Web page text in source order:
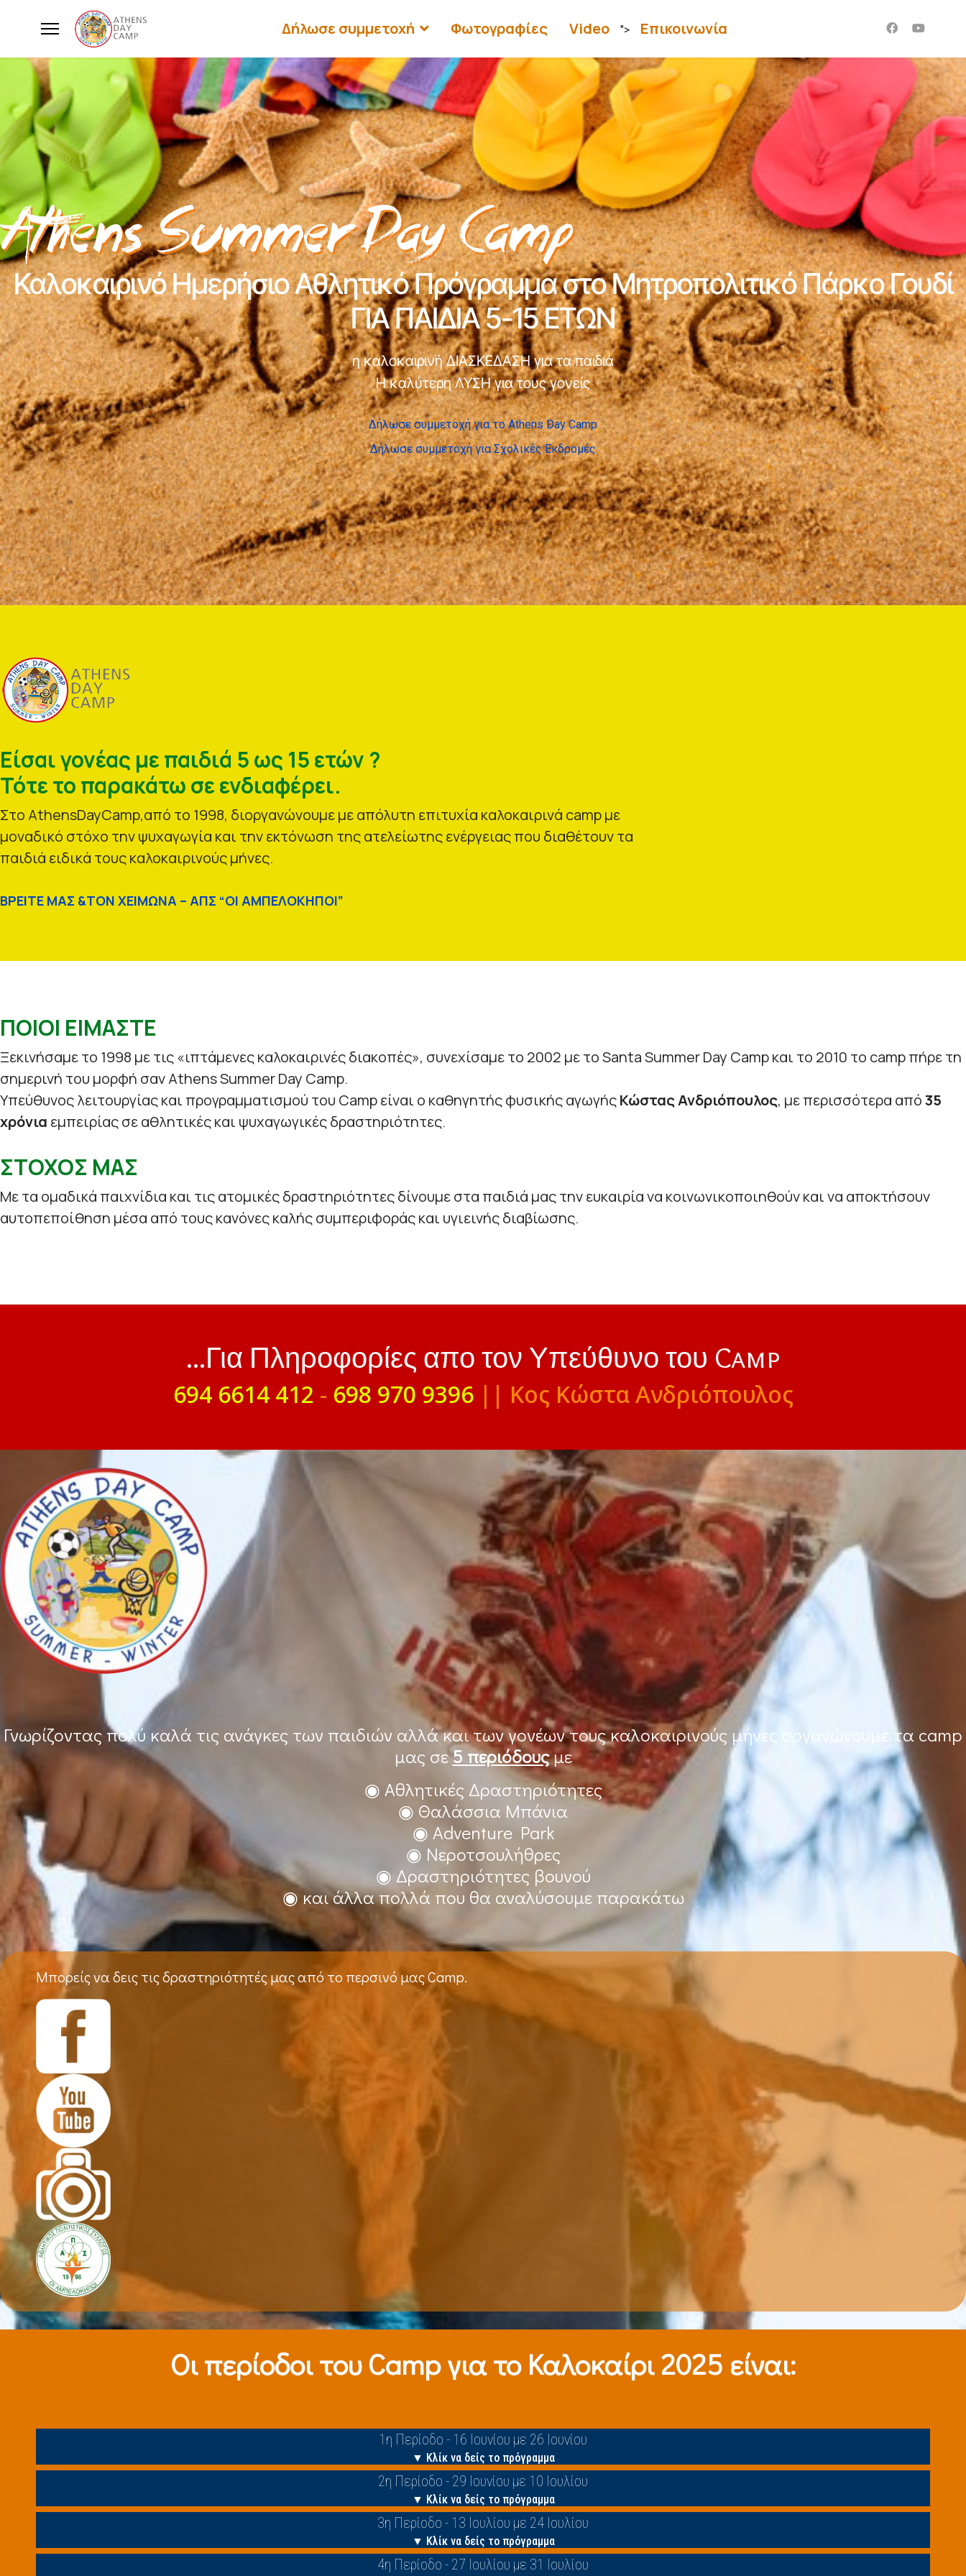
Δήλωσε συμμετοχή Φωτογραφίες Video "> Επικοινωνία
Καλοκαιρινό Ημερήσιο Αθλητικό Πρόγραμμα στο Μητροπολιτικό Πάρκο Γουδί
ΓΙΑ ΠΑΙΔΙΑ 5-15 ΕΤΩΝ
η καλοκαιρινή ΔΙΑΣΚΕΔΑΣΗ για τα παιδιά
Η καλύτερη ΛΥΣΗ για τους γονείς
Δήλωσε συμμετοχή για το Athens Day Camp
Δήλωσε συμμετοχή για Σχολικές Εκδρομές
Είσαι γονέας με παιδιά 5 ως 15 ετών ?
Τότε το παρακάτω σε ενδιαφέρει.
Στο AthensDayCamp,από το 1998, διοργανώνουμε με απόλυτη επιτυχία καλοκαιρινά camp με
μοναδικό στόχο την ψυχαγωγία και την εκτόνωση της ατελείωτης ενέργειας που διαθέτουν τα
παιδιά ειδικά τους καλοκαιρινούς μήνες.
ΒΡΕΙΤΕ ΜΑΣ &ΤΟΝ ΧΕΙΜΩΝΑ – ΑΠΣ “ΟΙ ΑΜΠΕΛΟΚΗΠΟΙ”
ΠΟΙΟΙ ΕΙΜΑΣΤΕ
Ξεκινήσαμε το 1998 με τις «ιπτάμενες καλοκαιρινές διακοπές», συνεχίσαμε το 2002 με το Santa Summer Day Camp και το 2010 το camp πήρε τη
σημερινή του μορφή σαν Athens Summer Day Camp.
Υπεύθυνος λειτουργίας και προγραμματισμού του Camp είναι ο καθηγητής φυσικής αγωγήςΚώστας Ανδριόπουλος, με περισσότερα από35
χρόνια εμπειρίας σε αθλητικές και ψυχαγωγικές δραστηριότητες.
ΣΤΟΧΟΣ ΜΑΣ
Με τα ομαδικά παιχνίδια και τις ατομικές δραστηριότητες δίνουμε στα παιδιά μας την ευκαιρία να κοινωνικοποιηθούν και να αποκτήσουν
αυτοπεποίθηση μέσα από τους κανόνες καλής συμπεριφοράς και υγιεινής διαβίωσης.
...Για Πληροφορίες απο τον Υπεύθυνο του Camp
694 6614 412 - 698 970 9396|| Κος Κώστα Ανδριόπουλος
Γνωρίζοντας πολύ καλά τις ανάγκες των παιδιών αλλά και των γονέων τους καλοκαιρινούς μήνες οργανώνουμε τα camp
μας σε5 περιόδουςμε
◉ Αθλητικές Δραστηριότητες
◉ Θαλάσσια Μπάνια
◉ Adventure Park
◉ Νεροτσουλήθρες
◉ Δραστηριότητες βουνού
◉ και άλλα πολλά που θα αναλύσουμε παρακάτω
Μπορείς να δεις τις δραστηριότητές μας από το περσινό μας Camp.
Οι περίοδοι τoυ Camp για το Καλοκαίρι 2025 είναι:
1η Περίοδο - 16 Ιουνίου με 26 Ιουνίου
▼ Κλίκ να δείς το πρόγραμμα
2η Περίοδο - 29 Ιουνίου με 10 Ιουλίου
▼ Κλίκ να δείς το πρόγραμμα
3η Περίοδο - 13 Ιουλίου με 24 Ιουλίου
▼ Κλίκ να δείς το πρόγραμμα
4η Περίοδο - 27 Ιουλίου με 31 Ιουλίου